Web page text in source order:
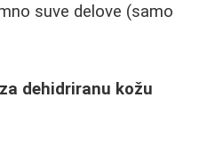
suve delove (samo
dehidriranu kožu